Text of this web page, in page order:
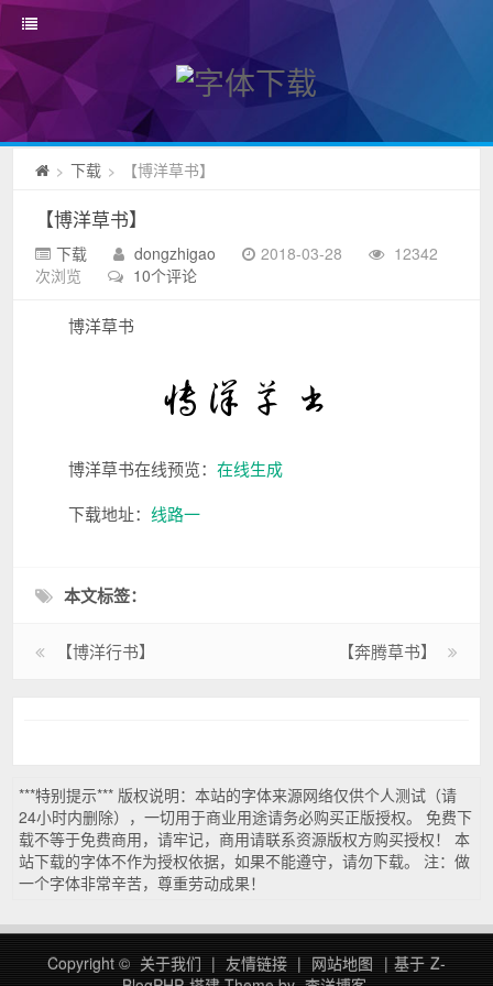
> 下载 > 【博洋草书】
【博洋草书】
下载 dongzhigao 2018-03-28
12342
次浏览
10个评论
博洋草书
博洋草书在线预览：在线生成
下载地址： 线路一
本文标签：
【博洋行书】 【奔腾草书】
***特别提示*** 版权说明：本站的字体来源网络仅供个人测试（请
24小时内删除），一切用于商业用途请务必购买正版授权。 免费下
载不等于免费商用，请牢记，商用请联系资源版权方购买授权！ 本
站下载的字体不作为授权依据，如果不能遵守，请勿下载。 注：做
一个字体非常辛苦，尊重劳动成果！
Copyright © 关于我们 | 友情链接 | 网站地图 | 基于 Z-